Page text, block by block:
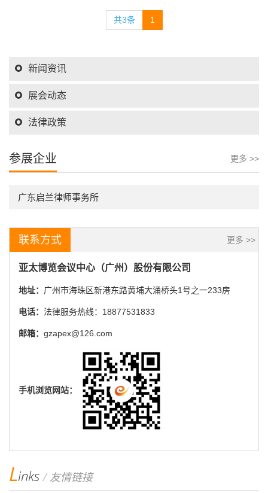
共3条 1
新闻资讯
展会动态
法律政策
参展企业 更多 >>
广东启兰律师事务所
联系方式 更多 >>
亚太博览会议中心（广州）股份有限公司
地址： 广州市海珠区新港东路黄埔大涌桥头1号之一233房
电话： 法律服务热线：18877531833
邮箱： gzapex@126.com
手机浏览网站：
Links/ 友情链接